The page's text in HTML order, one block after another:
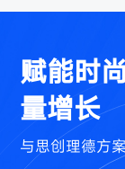
赋能时
量增长
与思创理德方